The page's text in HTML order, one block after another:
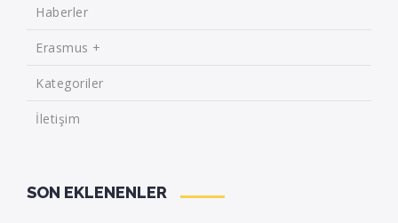
Haberler
Erasmus +
Kategoriler
İletişim
SON EKLENENLER